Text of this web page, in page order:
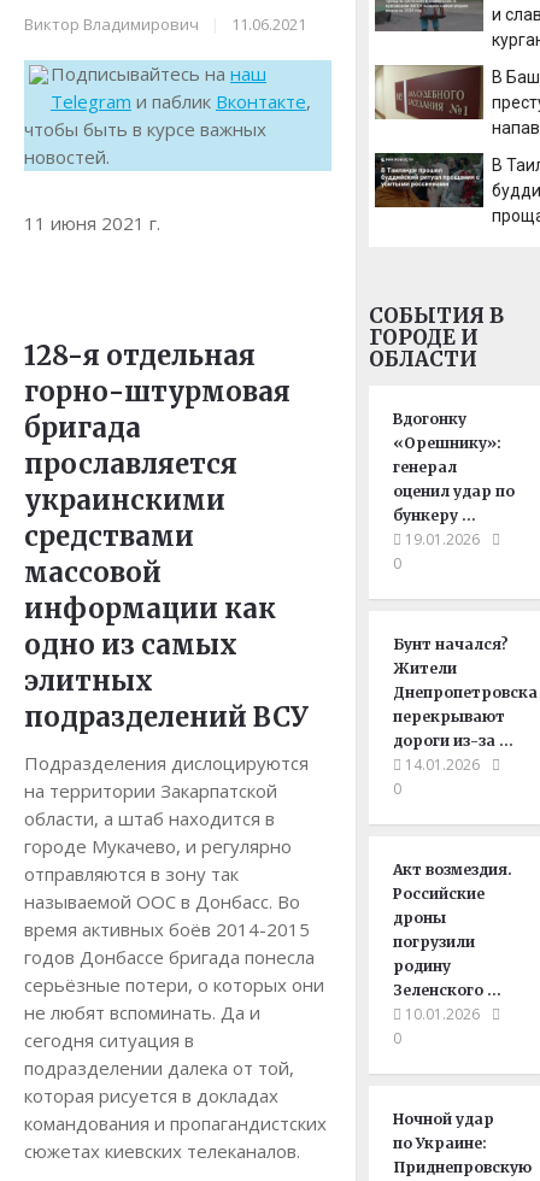
Виктор Владимирович 11.06.2021
Подписывайтесь на наш
Telegram и паблик Вконтакте,
чтобы быть в курсе важных
новостей.
11 июня 2021 г.
128-я отдельная
горно-штурмовая
бригада
прославляется
украинскими
средствами
массовой
информации как
одно из самых
элитных
подразделений ВСУ
Подразделения дислоцируются
на территории Закарпатской
области, а штаб находится в
городе Мукачево, и регулярно
отправляются в зону так
называемой ООС в Донбасс. Во
время активных боёв 2014-2015
годов Донбассе бригада понесла
серьёзные потери, о которых они
не любят вспоминать. Да и
сегодня ситуация в
подразделении далека от той,
которая рисуется в докладах
командования и пропагандистских
сюжетах киевских телеканалов.
и
2026
В
В
СОБЫТИЯ В
ГОРОДЕ И
ОБЛАСТИ
Вдогонку
«Орешнику»:
генерал
оценил удар по
бункеру …
19.01.2026
0
Бунт начался?
Жители
Днепропетровска
перекрывают
дороги из-за …
14.01.2026
0
Акт возмездия.
Российские
дроны
погрузили
родину
Зеленского …
10.01.2026
0
Ночной удар
по Украине:
Приднепровскую